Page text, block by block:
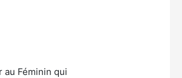
Féminin qui